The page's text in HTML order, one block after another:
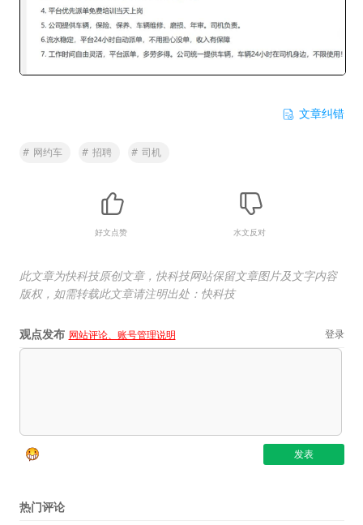
文章纠错
# 网约车 # 招聘 # 司机
好文点赞 水文反对
此文章为快科技原创文章，快科技网站保留文章图片及文字内容
版权，如需转载此文章请注明出处：快科技
观点发布 网站评论、账号管理说明 登录
热门评论